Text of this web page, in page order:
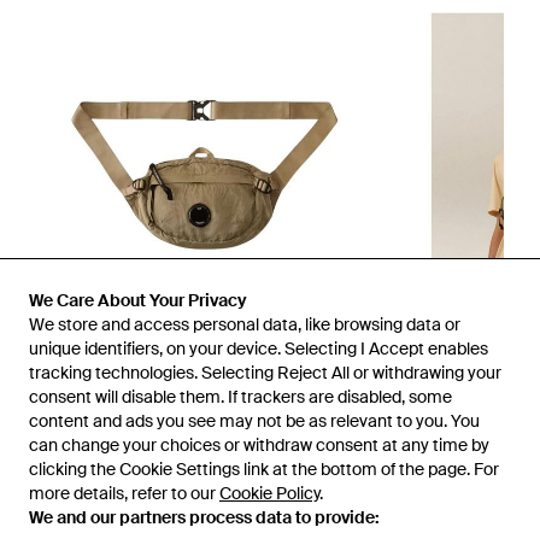
We Care About Your Privacy
We store and access personal data, like browsing data or
unique identifiers, on your device. Selecting I Accept enables
tracking technologies. Selecting Reject All or withdrawing your
consent will disable them. If trackers are disabled, some
content and ads you see may not be as relevant to you. You
can change your choices or withdraw consent at any time by
clicking the Cookie Settings link at the bottom of the page. For
more details, refer to ourCookie Policy.
We and our partners process data to provide:
Prima disponibile presso:Miinto